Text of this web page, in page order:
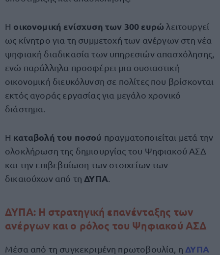
Η οικονομική ενίσχυση των 300 ευρώ λειτουργεί
ως κίνητρο για τη συμμετοχή των ανέργων στη νέα
ψηφιακή διαδικασία των υπηρεσιών απασχόλησης,
ενώ παράλληλα προσφέρει μια ουσιαστική
οικονομική διευκόλυνση σε πολίτες που βρίσκονται
εκτός αγοράς εργασίας για μεγάλο χρονικό
διάστημα.
Η καταβολή του ποσού πραγματοποιείται μετά την
ολοκλήρωση της δημιουργίας του Ψηφιακού ΑΣΔ
και την επιβεβαίωση των στοιχείων των
δικαιούχων από τη ΔΥΠΑ
ΔΥΠΑ: Η στρατηγική επανένταξης των
ανέργων και ο ρόλος του Ψηφιακού ΑΣΔ
Μέσα από τη συγκεκριμένη πρωτοβουλία, η ΔΥΠΑ